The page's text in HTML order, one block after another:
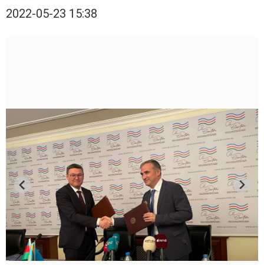
2022-05-23 15:38